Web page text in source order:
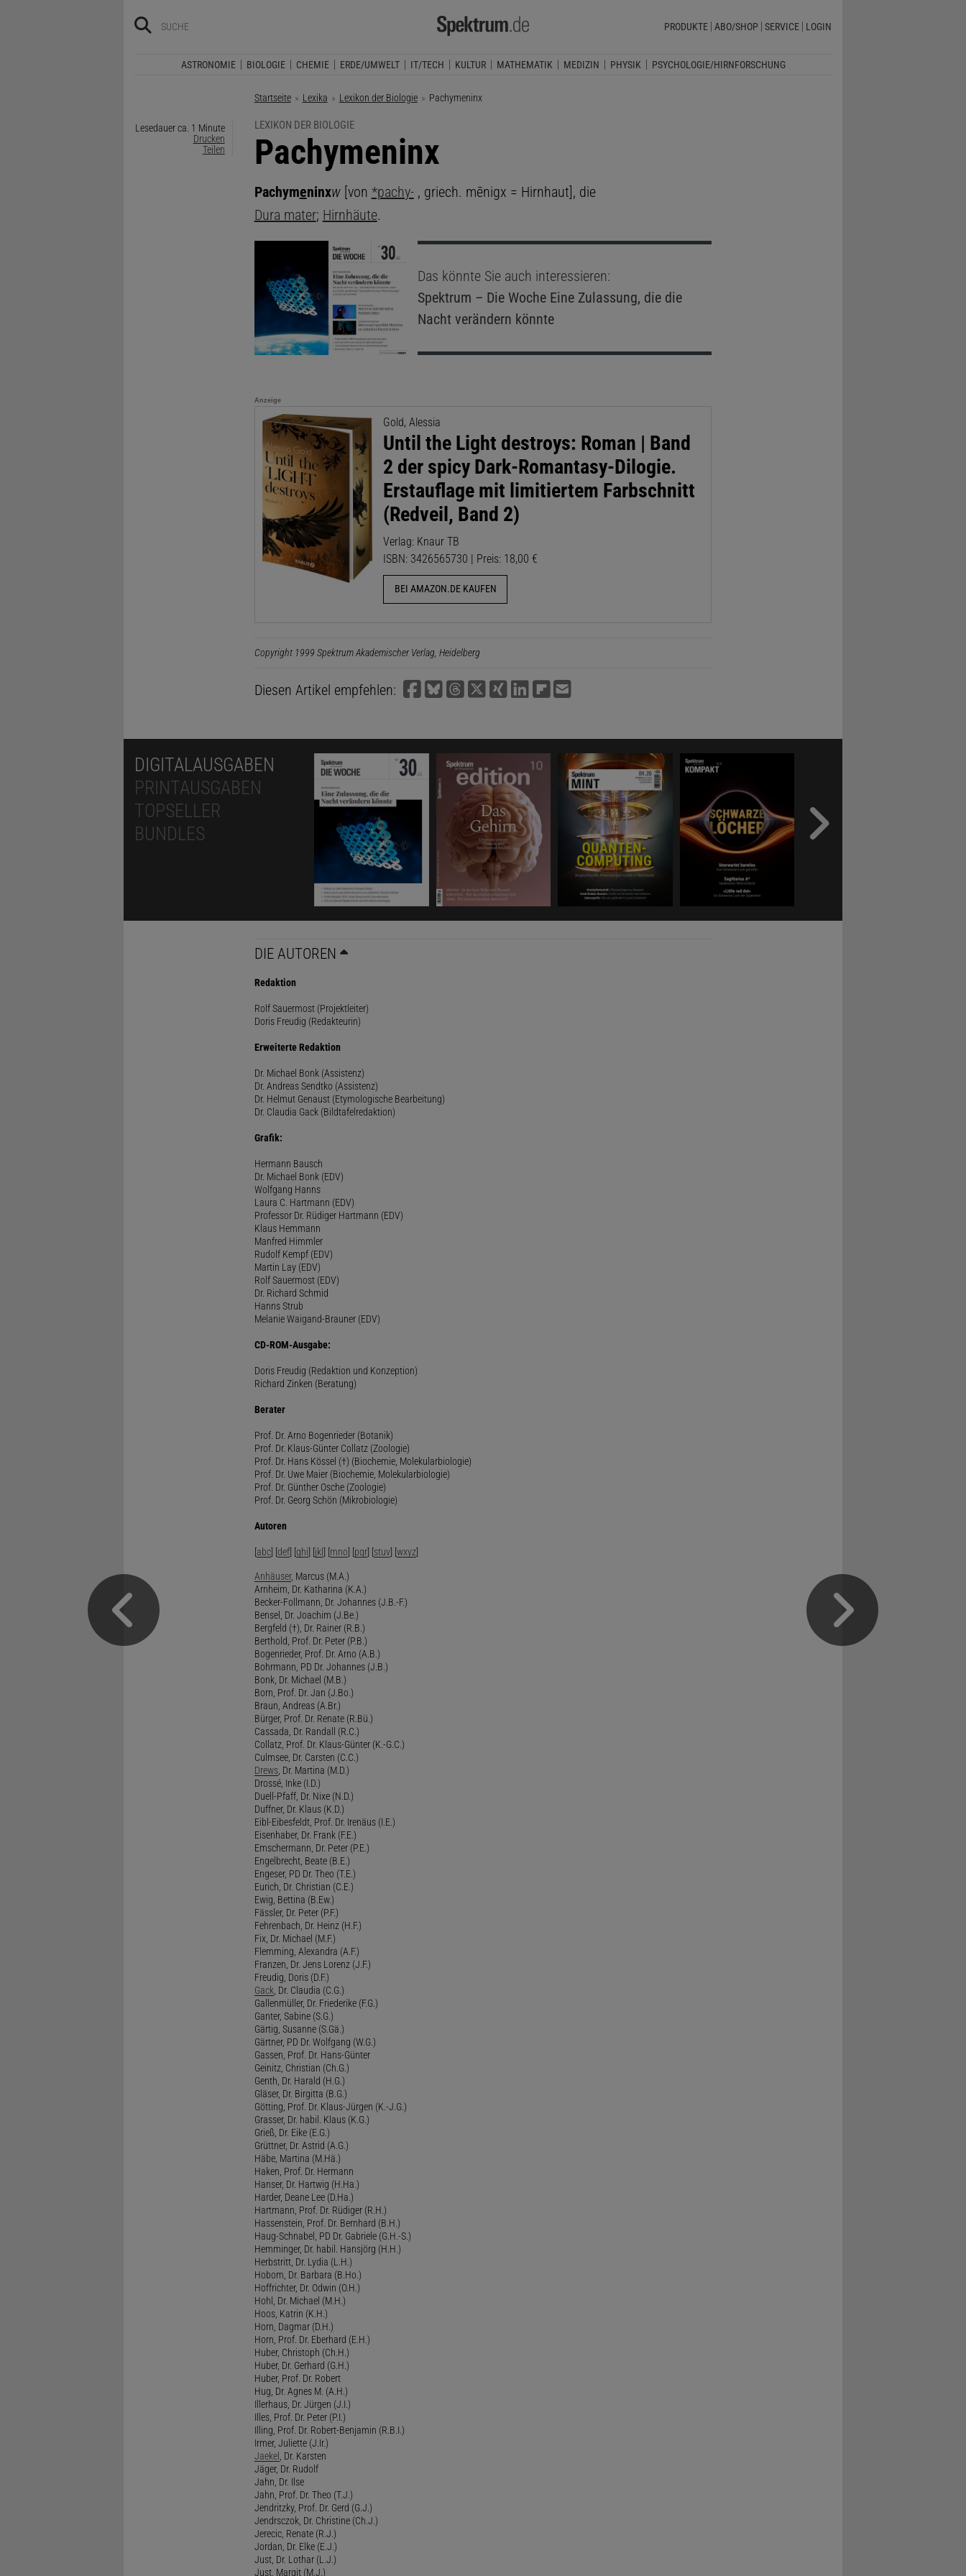
PRODUKTE ABO/SHOP SERVICE LOGIN
ASTRONOMIE BIOLOGIE CHEMIE ERDE/UMWELT IT/TECH KULTUR MATHEMATIK MEDIZIN PHYSIK PSYCHOLOGIE/HIRNFORSCHUNG
Startseite Lexika Lexikon der Biologie Aktuelle Seite:
Pachymeninx
Lesedauer ca. 1 Minute
Drucken
Teilen
LEXIKON DER BIOLOGIE
:
Pachymeninx
Pachymeninxw[von *pachy-, griech. mēnigx = Hirnhaut], die
Dura mater; Hirnhäute.
Das könnte Sie auch interessieren:
Spektrum – Die WocheEine Zulassung, die die
Nacht verändern könnte
Anzeige
Gold, Alessia
Until the Light destroys: Roman | Band
2 der spicy Dark-Romantasy-Dilogie.
Erstauflage mit limitiertem Farbschnitt
(Redveil, Band 2)
Verlag: Knaur TB
ISBN: 3426565730 | Preis: 18,00 €
BEI AMAZON.DE KAUFEN
Copyright 1999 Spektrum Akademischer Verlag, Heidelberg
Diesen Artikel empfehlen:
DIGITALAUSGABEN
PRINTAUSGABEN
TOPSELLER
BUNDLES
DIE AUTOREN
Redaktion
Rolf Sauermost (Projektleiter)
Doris Freudig (Redakteurin)
Erweiterte Redaktion
Dr. Michael Bonk (Assistenz)
Dr. Andreas Sendtko (Assistenz)
Dr. Helmut Genaust (Etymologische Bearbeitung)
Dr. Claudia Gack (Bildtafelredaktion)
Grafik:
Hermann Bausch
Dr. Michael Bonk (EDV)
Wolfgang Hanns
Laura C. Hartmann (EDV)
Professor Dr. Rüdiger Hartmann (EDV)
Klaus Hemmann
Manfred Himmler
Rudolf Kempf (EDV)
Martin Lay (EDV)
Rolf Sauermost (EDV)
Dr. Richard Schmid
Hanns Strub
Melanie Waigand-Brauner (EDV)
CD-ROM-Ausgabe:
Doris Freudig (Redaktion und Konzeption)
Richard Zinken (Beratung)
Berater
Prof. Dr. Arno Bogenrieder (Botanik)
Prof. Dr. Klaus-Günter Collatz (Zoologie)
Prof. Dr. Hans Kössel (†) (Biochemie, Molekularbiologie)
Prof. Dr. Uwe Maier (Biochemie, Molekularbiologie)
Prof. Dr. Günther Osche (Zoologie)
Prof. Dr. Georg Schön (Mikrobiologie)
Autoren
[abc] [def] [ghi] [jkl] [mno] [pqr] [stuv] [wxyz]
Anhäuser, Marcus (M.A.)
Arnheim, Dr. Katharina (K.A.)
Becker-Follmann, Dr. Johannes (J.B.-F.)
Bensel, Dr. Joachim (J.Be.)
Bergfeld (†), Dr. Rainer (R.B.)
Berthold, Prof. Dr. Peter (P.B.)
Bogenrieder, Prof. Dr. Arno (A.B.)
Bohrmann, PD Dr. Johannes (J.B.)
Bonk, Dr. Michael (M.B.)
Born, Prof. Dr. Jan (J.Bo.)
Braun, Andreas (A.Br.)
Bürger, Prof. Dr. Renate (R.Bü.)
Cassada, Dr. Randall (R.C.)
Collatz, Prof. Dr. Klaus-Günter (K.-G.C.)
Culmsee, Dr. Carsten (C.C.)
Drews, Dr. Martina (M.D.)
Drossé, Inke (I.D.)
Duell-Pfaff, Dr. Nixe (N.D.)
Duffner, Dr. Klaus (K.D.)
Eibl-Eibesfeldt, Prof. Dr. Irenäus (I.E.)
Eisenhaber, Dr. Frank (F.E.)
Emschermann, Dr. Peter (P.E.)
Engelbrecht, Beate (B.E.)
Engeser, PD Dr. Theo (T.E.)
Eurich, Dr. Christian (C.E.)
Ewig, Bettina (B.Ew.)
Fässler, Dr. Peter (P.F.)
Fehrenbach, Dr. Heinz (H.F.)
Fix, Dr. Michael (M.F.)
Flemming, Alexandra (A.F.)
Franzen, Dr. Jens Lorenz (J.F.)
Freudig, Doris (D.F.)
Gack, Dr. Claudia (C.G.)
Gallenmüller, Dr. Friederike (F.G.)
Ganter, Sabine (S.G.)
Gärtig, Susanne (S.Gä.)
Gärtner, PD Dr. Wolfgang (W.G.)
Gassen, Prof. Dr. Hans-Günter
Geinitz, Christian (Ch.G.)
Genth, Dr. Harald (H.G.)
Gläser, Dr. Birgitta (B.G.)
Götting, Prof. Dr. Klaus-Jürgen (K.-J.G.)
Grasser, Dr. habil. Klaus (K.G.)
Grieß, Dr. Eike (E.G.)
Grüttner, Dr. Astrid (A.G.)
Häbe, Martina (M.Hä.)
Haken, Prof. Dr. Hermann
Hanser, Dr. Hartwig (H.Ha.)
Harder, Deane Lee (D.Ha.)
Hartmann, Prof. Dr. Rüdiger (R.H.)
Hassenstein, Prof. Dr. Bernhard (B.H.)
Haug-Schnabel, PD Dr. Gabriele (G.H.-S.)
Hemminger, Dr. habil. Hansjörg (H.H.)
Herbstritt, Dr. Lydia (L.H.)
Hobom, Dr. Barbara (B.Ho.)
Hoffrichter, Dr. Odwin (O.H.)
Hohl, Dr. Michael (M.H.)
Hoos, Katrin (K.H.)
Horn, Dagmar (D.H.)
Horn, Prof. Dr. Eberhard (E.H.)
Huber, Christoph (Ch.H.)
Huber, Dr. Gerhard (G.H.)
Huber, Prof. Dr. Robert
Hug, Dr. Agnes M. (A.H.)
Illerhaus, Dr. Jürgen (J.I.)
Illes, Prof. Dr. Peter (P.I.)
Illing, Prof. Dr. Robert-Benjamin (R.B.I.)
Irmer, Juliette (J.Ir.)
Jaekel
, Dr. Karsten
Jäger, Dr. Rudolf
Jahn, Dr. Ilse
Jahn, Prof. Dr. Theo (T.J.)
Jendritzky, Prof. Dr. Gerd (G.J.)
Jendrsczok, Dr. Christine (Ch.J.)
Jerecic, Renate (R.J.)
Jordan, Dr. Elke (E.J.)
Just, Dr. Lothar (L.J.)
Just, Margit (M.J.)